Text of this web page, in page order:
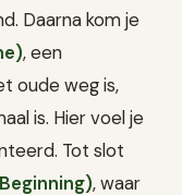
Daarna kom je
, een
oude weg is,
is. Hier voel je
Tot slot
, waar